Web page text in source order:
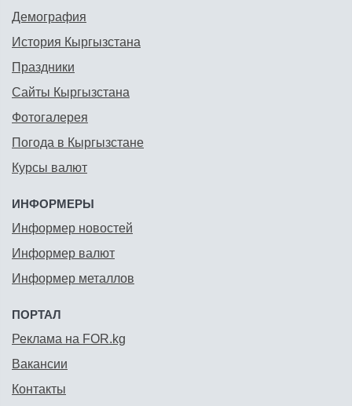
Демография
История Кыргызстана
Праздники
Сайты Кыргызстана
Фотогалерея
Погода в Кыргызстане
Курсы валют
ИНФОРМЕРЫ
Информер новостей
Информер валют
Информер металлов
ПОРТАЛ
Реклама на FOR.kg
Вакансии
Контакты